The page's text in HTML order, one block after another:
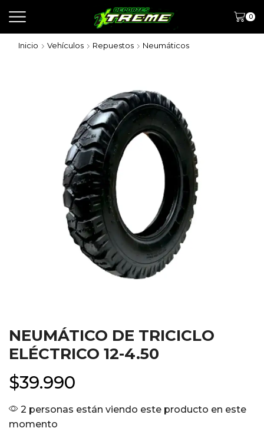
0
Inicio Vehículos Repuestos Neumáticos
NEUMÁTICO DE TRICICLO
ELÉCTRICO 12-4.50
$39.990
2 personas están viendo este producto en este
momento